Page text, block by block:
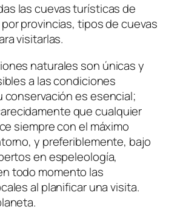
las cuevas turísticas de
por provincias, tipos de cuevas
visitarlas.
naturales son únicas y
a las condiciones
conservación es esencial;
que cualquier
siempre con el máximo
y preferiblemente, bajo
en espeleología,
todo momento las
al planificar una visita.